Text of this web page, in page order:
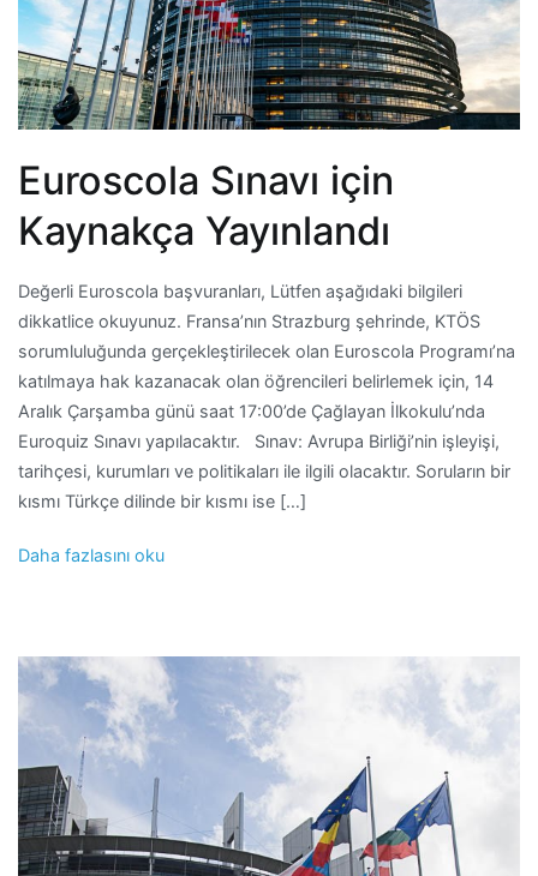
Euroscola Sınavı için
Kaynakça Yayınlandı
Değerli Euroscola başvuranları, Lütfen aşağıdaki bilgileri
dikkatlice okuyunuz. Fransa’nın Strazburg şehrinde, KTÖS
sorumluluğunda gerçekleştirilecek olan Euroscola Programı’na
katılmaya hak kazanacak olan öğrencileri belirlemek için, 14
Aralık Çarşamba günü saat 17:00’de Çağlayan İlkokulu’nda
Euroquiz Sınavı yapılacaktır. Sınav: Avrupa Birliği’nin işleyişi,
tarihçesi, kurumları ve politikaları ile ilgili olacaktır. Soruların bir
kısmı Türkçe dilinde bir kısmı ise […]
Daha fazlasını oku